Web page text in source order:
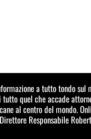
a tutto tondo sul
quel che accade
al centro del mondo.
Responsabile